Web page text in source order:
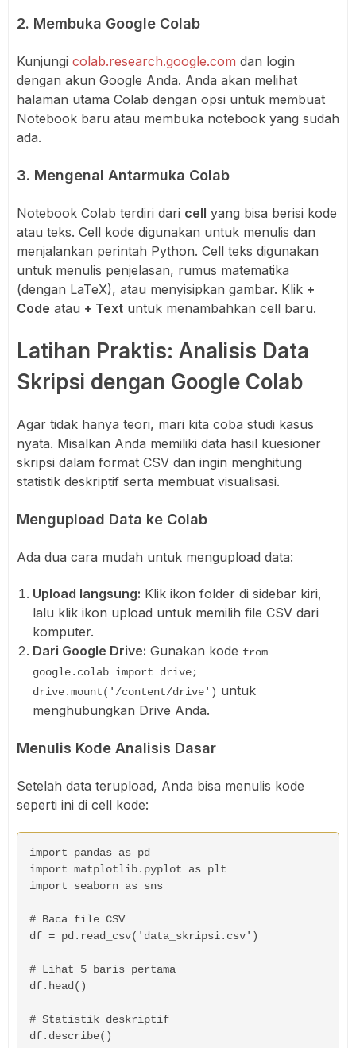
2. Membuka Google Colab
Kunjungi colab.research.google.com dan login
dengan akun Google Anda. Anda akan melihat
halaman utama Colab dengan opsi untuk membuat
Notebook baru atau membuka notebook yang sudah
ada.
3. Mengenal Antarmuka Colab
Notebook Colab terdiri dari cell yang bisa berisi kode
atau teks. Cell kode digunakan untuk menulis dan
menjalankan perintah Python. Cell teks digunakan
untuk menulis penjelasan, rumus matematika
(dengan LaTeX), atau menyisipkan gambar. Klik +
Code atau + Text untuk menambahkan cell baru.
Latihan Praktis: Analisis Data
Skripsi dengan Google Colab
Agar tidak hanya teori, mari kita coba studi kasus
nyata. Misalkan Anda memiliki data hasil kuesioner
skripsi dalam format CSV dan ingin menghitung
statistik deskriptif serta membuat visualisasi.
Mengupload Data ke Colab
Ada dua cara mudah untuk mengupload data:
Upload langsung: Klik ikon folder di sidebar kiri,
lalu klik ikon upload untuk memilih file CSV dari
komputer.
Dari Google Drive: Gunakan kode from
google.colab import drive;
drive.mount('/content/drive') untuk
menghubungkan Drive Anda.
Menulis Kode Analisis Dasar
Setelah data terupload, Anda bisa menulis kode
seperti ini di cell kode:
import pandas as pd
import matplotlib.pyplot as plt
import seaborn as sns
# Baca file CSV
df = pd.read_csv('data_skripsi.csv')
# Lihat 5 baris pertama
df.head()
# Statistik deskriptif
df.describe()